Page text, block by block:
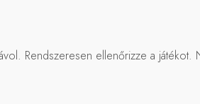
Rendszeresen ellenőrizze a